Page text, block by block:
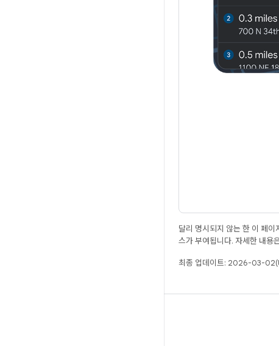
달리 명시되지 않는 한 이 페이
스가 부여됩니다. 자세한 내용
최종 업데이트: 2026-03-